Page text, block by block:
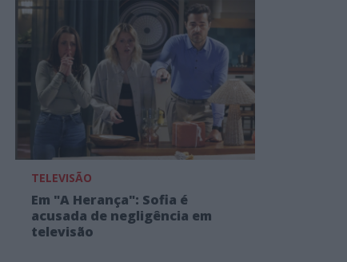
TELEVISÃO
Em "A Herança": Sofia é
acusada de negligência em
televisão